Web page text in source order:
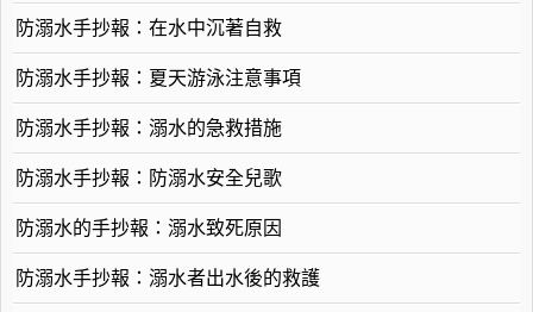
防溺水手抄報：在水中沉著自救
防溺水手抄報：夏天游泳注意事項
防溺水手抄報：溺水的急救措施
防溺水手抄報：防溺水安全兒歌
防溺水的手抄報：溺水致死原因
防溺水手抄報：溺水者出水後的救護